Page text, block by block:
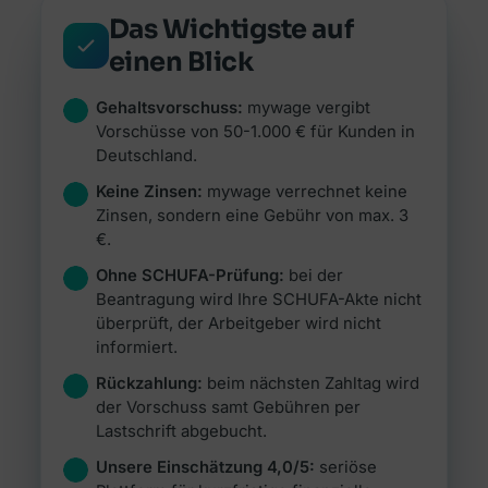
Jetzt vergleichen →
Zur Übersicht Investment & Sparen →
Alle Artikel durchsuchen & filtern.
Zum Magazin →
Zur Übersicht Ratgeber →
Das Wichtigste auf
einen Blick
Gehaltsvorschuss: mywage vergibt
Vorschüsse von 50-1.000 € für Kunden in
Deutschland.
Keine Zinsen: mywage verrechnet keine
Zinsen, sondern eine Gebühr von max. 3
€.
Ohne SCHUFA-Prüfung: bei der
Beantragung wird Ihre SCHUFA-Akte nicht
überprüft, der Arbeitgeber wird nicht
informiert.
Rückzahlung: beim nächsten Zahltag wird
der Vorschuss samt Gebühren per
Lastschrift abgebucht.
Unsere Einschätzung 4,0/5: seriöse